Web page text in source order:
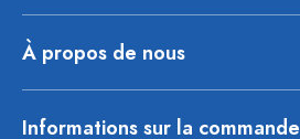
À propos de nous
Informations sur la commande